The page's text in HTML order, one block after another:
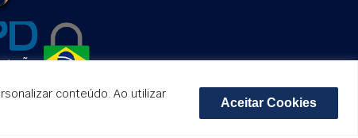
conteúdo. Ao utilizar
Aceitar Cookies